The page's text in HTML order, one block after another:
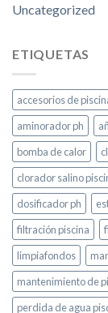
Uncategorized
ETIQUETAS
accesorios de
aminorador ph
bomba de calor
clorador salino
dosificador ph
filtración piscina
limpiafondos
mantenimiento de
perdida de agua